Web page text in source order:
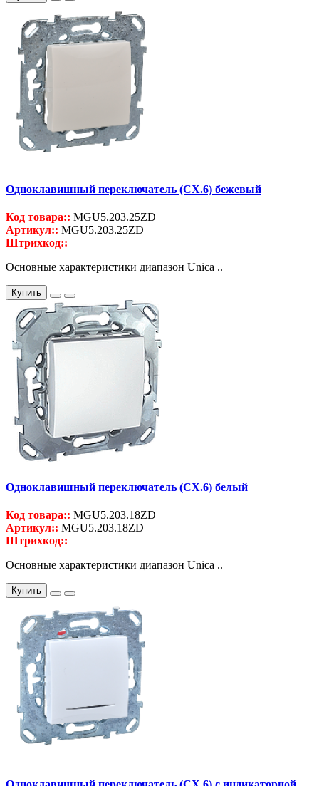
Одноклавишный переключатель (СХ.6) бежевый
Код товара:: MGU5.203.25ZD
Артикул:: MGU5.203.25ZD
Штрихкод::
Основные характеристики диапазон Unica ..
Купить
Одноклавишный переключатель (СХ.6) белый
Код товара:: MGU5.203.18ZD
Артикул:: MGU5.203.18ZD
Штрихкод::
Основные характеристики диапазон Unica ..
Купить